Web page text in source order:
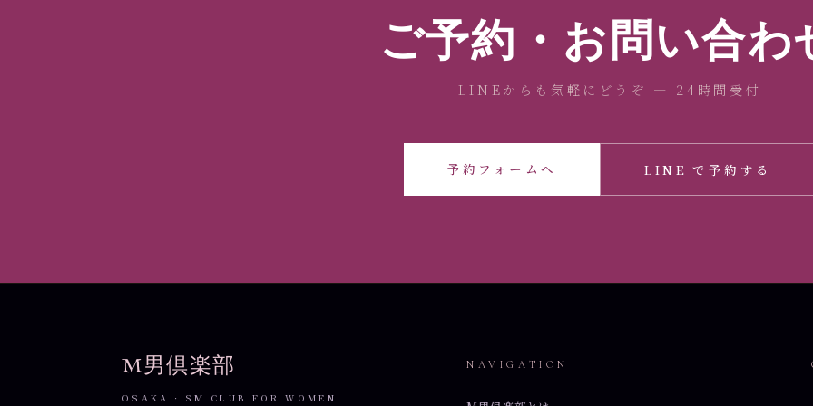
ご予約・お問い合わ
LINEからも気軽にどうぞ — 24時間受付
予約フォームへ LINE で予約する
M男倶楽部
OSAKA · SM CLUB FOR WOMEN
NAVIGATION